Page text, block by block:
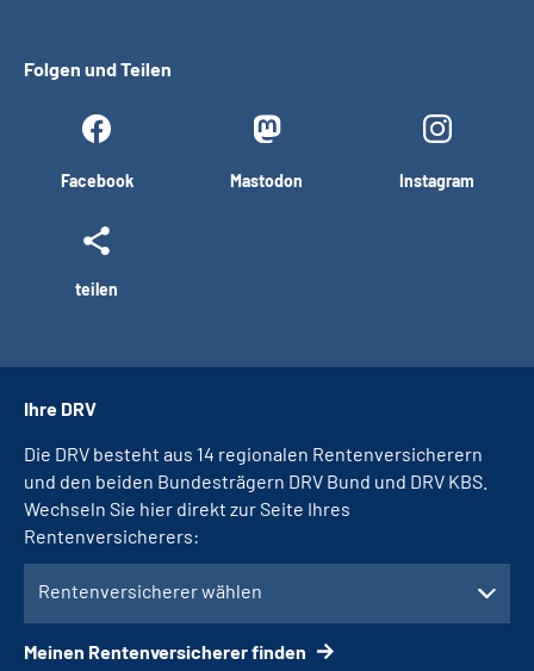
Folgen und Teilen
Facebook Mastodon Instagram
teilen
Ihre DRV
Die DRV besteht aus 14 regionalen Rentenversicherern
und den beiden Bundesträgern DRV Bund und DRV KBS.
Wechseln Sie hier direkt zur Seite Ihres
Rentenversicherers:
Rentenversicherer wählen
Meinen Rentenversicherer finden